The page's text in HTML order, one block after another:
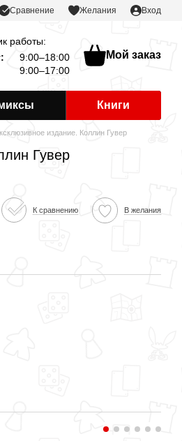
Сравнение Желания Вход
работы:
9:00–18:00
9:00–17:00
Мой заказ
Книги
издание. Коллин Гувер
Гувер
К сравнению В желания